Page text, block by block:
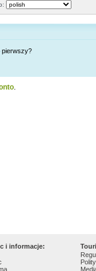
pierwszy?
.
i informacje: